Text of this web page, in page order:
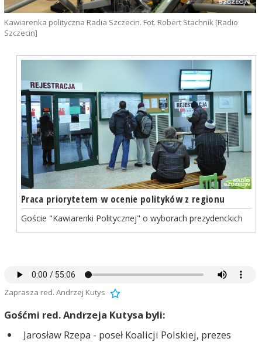
Kawiarenka polityczna Radia Szczecin. Fot. Robert Stachnik [Radio
Szczecin]
Praca priorytetem w ocenie polityków z regionu
Goście "Kawiarenki Politycznej" o wyborach prezydenckich
Zaprasza red. Andrzej Kutys
Gośćmi red. Andrzeja Kutysa byli:
Jarosław Rzepa - poseł Koalicji Polskiej, prezes